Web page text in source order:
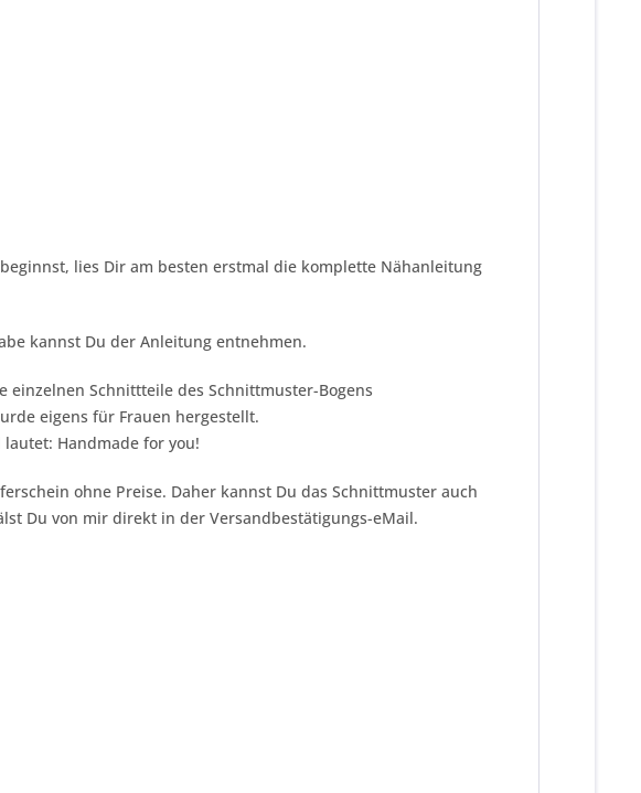
lies Dir am besten erstmal die komplette Nähanleitung
kannst Du der Anleitung entnehmen.
Schnittteile des Schnittmuster-Bogens
eigens für Frauen hergestellt.
lautet: Handmade for you!
ohne Preise. Daher kannst Du das Schnittmuster auch
Du von mir direkt in der Versandbestätigungs-eMail.